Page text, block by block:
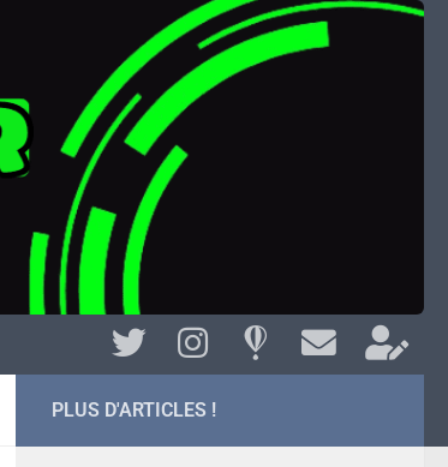
PLUS D'ARTICLES !